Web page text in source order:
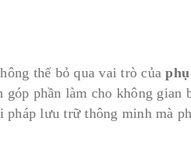
thể bỏ qua vai trò của
phần làm cho không gian
lưu trữ thông minh mà